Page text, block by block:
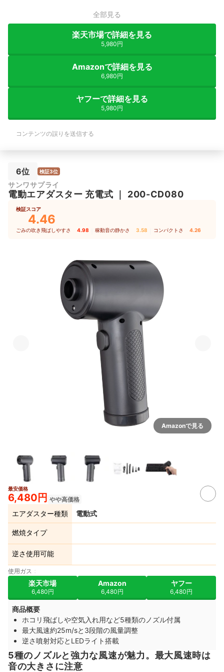
全部見る
楽天市場で詳細を見る
5,980円
Amazonで詳細を見る
6,980円
ヤフーで詳細を見る
5,980円
コンテンツの誤りを送信する
6位 検証3位
サンワサプライ
電動エアダスター 充電式 ｜ 200-CD080
検証スコア
4.46
ごみの吹き飛ばしやすさ 4.98 稼動音の静かさ 3.58 コンパクトさ 4.26
Amazonで見る
最安価格
6,480円 やや高価格
エアダスター種類 電動式
燃焼タイプ
逆さ使用可能
使用ガス
楽天市場
6,480円
Amazon
6,480円
ヤフー
6,480円
商品概要
ホコリ飛ばしや空気入れ用など5種類のノズル付属
最大風速約25m/sと3段階の風量調整
逆さ噴射対応とLEDライト搭載
5種のノズルと強力な風速が魅力。最大風速時は
音の大きさに注意